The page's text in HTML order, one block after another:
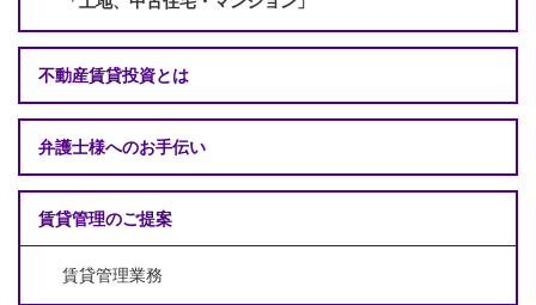
不動産賃貸投資とは
弁護士様へのお手伝い
賃貸管理のご提案
賃貸管理業務